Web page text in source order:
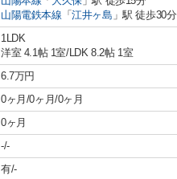
山陽電鉄本線 「江井ヶ島 」駅 徒歩30分
1LDK
洋室 4.1帖 1室/LDK 8.2帖 1室
6.7万円
0ヶ月/0ヶ月/0ヶ月
0ヶ月
-/-
有/-